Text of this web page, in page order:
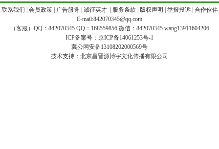
联系我们 会员政策| 广告服务 诚征英才 服务条款 版权声明 举报投诉| 合作伙伴|
E-mail:842070345@qq.com
（客服）QQ：842070345 QQ：168559856 微信：842070345 wang13911604206
ICP备案号： 京ICP备14061253号-1
冀公网安备13108202000569号
技术支持： 北京昌晋源博宇文化传播有限公司